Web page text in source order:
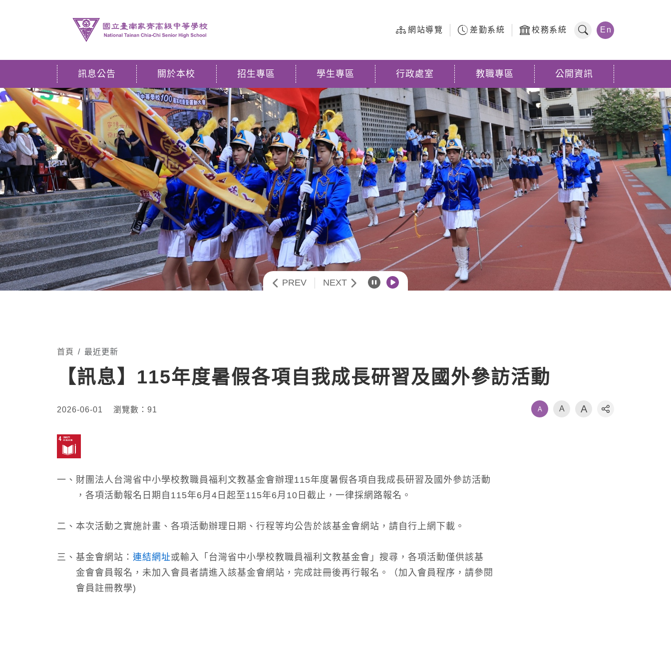
網站導覽 差勤系統 校務系統
全站搜尋
En
訊息公告 關於本校 招生專區 學生專區 行政處室 教職專區 公開資訊
暫停播放開始播放
PREV NEXT
首頁 最近更新
【訊息】115年度暑假各項自我成長研習及國外參訪活動
2026-06-01 瀏覽數： 91 A A A
社群分享
一、財團法人台灣省中小學校教職員福利文教基金會辦理115年度暑假各項自我成長研習及國外參訪活動
，各項活動報名日期自115年6月4日起至115年6月10日截止，一律採網路報名。
二、本次活動之實施計畫、各項活動辦理日期、行程等均公告於該基金會網站，請自行上網下載。
三、基金會網站： 連結網址或輸入「台灣省中小學校教職員福利文教基金會」搜尋，各項活動僅供該基
金會會員報名，未加入會員者請進入該基金會網站，完成註冊後再行報名。（加入會員程序，請參閱
會員註冊教學)